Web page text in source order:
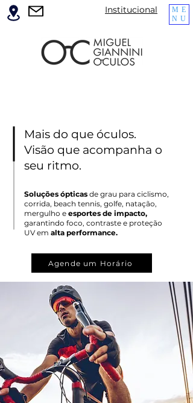
ME
NU
Institucional
Mais do que óculos.
Visão que acompanha o
seu ritmo.
Soluções ópticas de grau para ciclismo,
corrida, beach tennis, golfe, natação,
mergulho e esportes de impacto,
garantindo foco, contraste e proteção
UV em alta performance.
Agende um Horário